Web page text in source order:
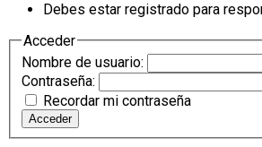
Debes estar registrado para
Acceder
Nombre de usuario:
Contraseña:
Recordar mi contraseña
Acceder